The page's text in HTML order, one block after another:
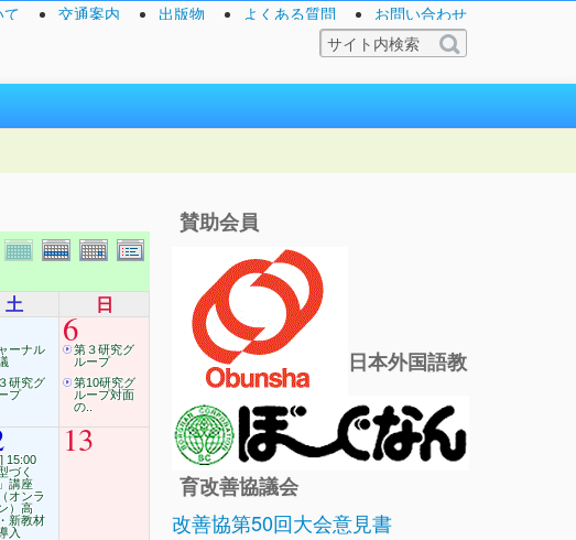
交通案内 出版物 よくある質問 お問い合わせ
土 日
ーナル
研究グ
プ
6第３研究グ
ループ
第10研究グ
ループ対面
の..
15:00
づく
講座
オンラ
）高
新教材
入
13
賛助会員
日本外国語教
育改善協議会
改善協第50回大会意見書